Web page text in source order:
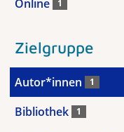
Online 1
Zielgruppe
Autor*innen 1
Bibliothek 1